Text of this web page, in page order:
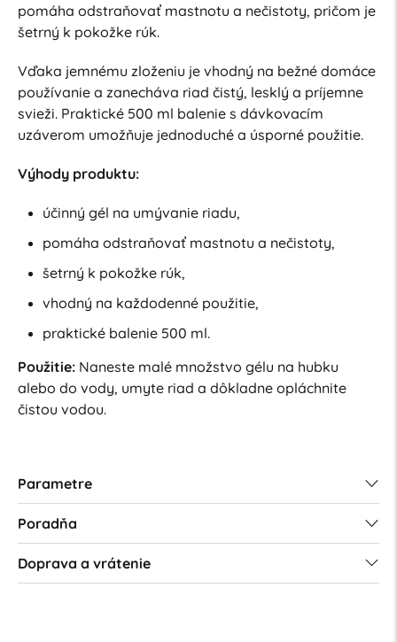
pomáha odstraňovať mastnotu a nečistoty, pričom je
šetrný k pokožke rúk.
Vďaka jemnému zloženiu je vhodný na bežné domáce
používanie a zanecháva riad čistý, lesklý a príjemne
svieži. Praktické 500 ml balenie s dávkovacím
uzáverom umožňuje jednoduché a úsporné použitie.
Výhody produktu:
účinný gél na umývanie riadu,
pomáha odstraňovať mastnotu a nečistoty,
šetrný k pokožke rúk,
vhodný na každodenné použitie,
praktické balenie 500 ml.
Použitie:Naneste malé množstvo gélu na hubku
alebo do vody, umyte riad a dôkladne opláchnite
čistou vodou.
Parametre
Poradňa
Doprava a vrátenie